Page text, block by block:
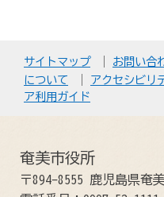
サイトマップ お問い合
について
アクセシビリ
ア利用ガイド
奄美市役所
〒894-8555 鹿児島県奄